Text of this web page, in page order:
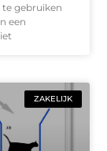
te gebruiken
een
ZAKELIJK